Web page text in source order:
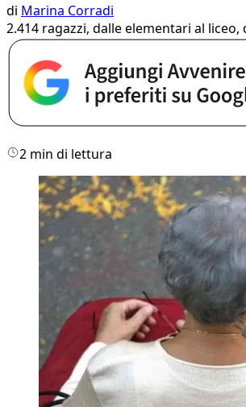
di Marina Corradi
2.414 ragazzi, dalle elementari al
2 min di lettura